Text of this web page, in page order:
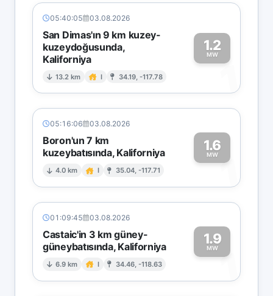
05:40:05 03.08.2026
San Dimas'ın 9 km kuzey-
kuzeydoğusunda,
Kaliforniya
13.2 km I 34.19, -117.78
1.2
MW
1
05:16:06 03.08.2026
Boron'un 7 km
kuzeybatısında, Kaliforniya
4.0 km I 35.04, -117.71
1.6
MW1
01:09:45 03.08.2026
Castaic'in 3 km güney-
güneybatısında, Kaliforniya
6.9 km I 34.46, -118.63
1.9
MW1